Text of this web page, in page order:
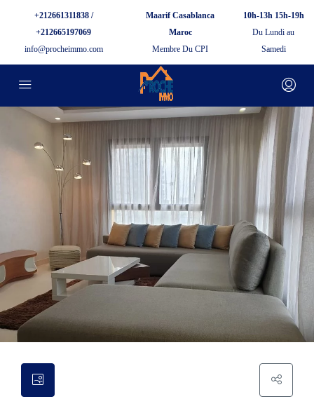
+212661311838 /
+212665197069
info@procheimmo.com
Maarif Casablanca
Maroc
Membre Du CPI
10h-13h 15h-19h
Du Lundi au
Samedi